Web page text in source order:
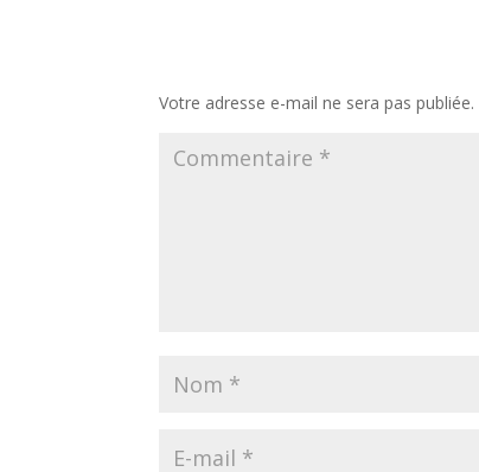
Votre adresse e-mail ne sera pas publiée.